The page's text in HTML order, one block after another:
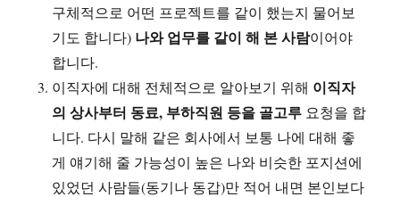
구체적으로 어떤 프로젝트를 같이 했는지 물어보
기도 합니다) 나와 업무를 같이 해 본 사람이어야
합니다.
이직자에 대해 전체적으로 알아보기 위해 이직자
의 상사부터 동료, 부하직원 등을 골고루 요청을 합
니다. 다시 말해 같은 회사에서 보통 나에 대해 좋
게 얘기해 줄 가능성이 높은 나와 비슷한 포지션에
있었던 사람들(동기나 동갑)만 적어 내면 본인보다